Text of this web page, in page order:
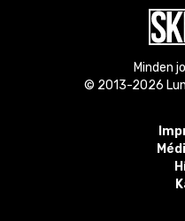
Minden
© 2013-2026